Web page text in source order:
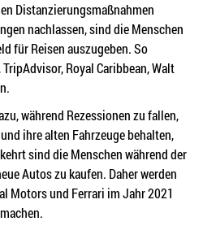
Distanzierungsmaßnahmen
nachlassen, sind die Menschen
für Reisen auszugeben. So
Royal Caribbean, Walt
während Rezessionen zu fallen,
ihre alten Fahrzeuge behalten,
sind die Menschen während der
Autos zu kaufen. Daher werden
Motors und Ferrari im Jahr 2021